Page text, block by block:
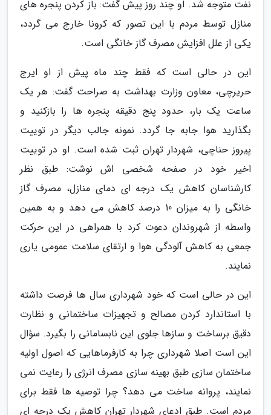
نفت متوجه شد. او چند روز پیش گفت: باز کردن پنجره های
منازل توسط مردم با این تصور که کرونا خارج می گردد،
یکی از علل افزایش مصرف گاز خانگی است.
این در حالی است که فقط چند ماه پیش از او ایرج
حریرچی، معاون وزارت بهداشت به صراحت گفت: هر یک
ساعت یک بار، حدود پنج دقیقه پنجره ها را بازکنید و
بگذارید هوا جابه جا گردد. نمونه جالب دیگر در توییت
پیروز حناچی، شهردار تهران ثبت شده است. او در توییت
اخیر خود در صفحه شخصی اش نوشت: طبق نظر
کارشناسان کاهش یک درجه ای دمای منازل، مصرف گاز
خانگی را به میزان 10 درصد کاهش می دهد و به همین
واسطه از شهروندان دعوت کرد با همراهی در این حرکت
جمعی به کاهش آلودگی هوا و ارتقای سلامت عمومی یاری
نمایند.
این در حالی است که خود شهرداری سال ها فرصت داشته
با استاندارد کردن مصالح و تجهیزات ساختمانی و نظارت
دقیق برساخت و سازها جلوی این نابسامانی را بگیرد. سؤال
این است اصلا شهرداری چرا به کارفرماهایی که اصول اولیه
ساختمان سازی طبق بهینه سازی مصرف انرژی را رعایت نمی
نمایند، پروانه ساخت می دهد؟ چرا توصیه ها فقط برای
مردم است. طبق ادعای شهردار تهران کاهش یک درجه ای